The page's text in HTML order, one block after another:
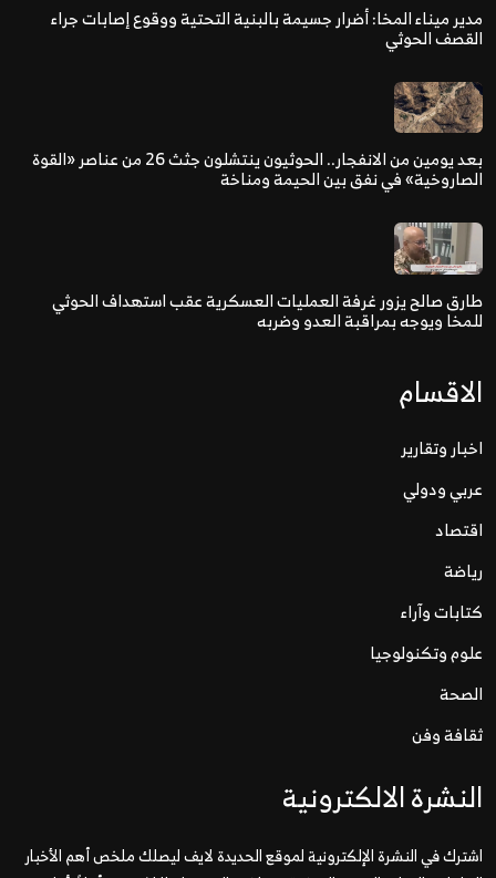
مدير ميناء المخا: أضرار جسيمة بالبنية التحتية ووقوع إصابات جراء
القصف الحوثي
بعد يومين من الانفجار.. الحوثيون ينتشلون جثث 26 من عناصر «القوة
الصاروخية» في نفق بين الحيمة ومناخة
طارق صالح يزور غرفة العمليات العسكرية عقب استهداف الحوثي
للمخا ويوجه بمراقبة العدو وضربه
الاقسام
اخبار وتقارير
عربي ودولي
اقتصاد
رياضة
كتابات وآراء
علوم وتكنولوجيا
الصحة
ثقافة وفن
النشرة الالكترونية
اشترك في النشرة الإلكترونية لموقع الحديدة لايف ليصلك ملخص أهم الأخبار